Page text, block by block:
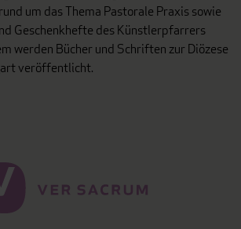
um das Thema Pastorale Praxis sowie
Geschenkhefte des Künstlerpfarrers
werden Bücher und Schriften zur Diözese
veröffentlicht.